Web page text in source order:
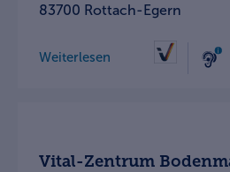
83700 Rottach-Egern
Weiterlesen
Vital-Zentrum